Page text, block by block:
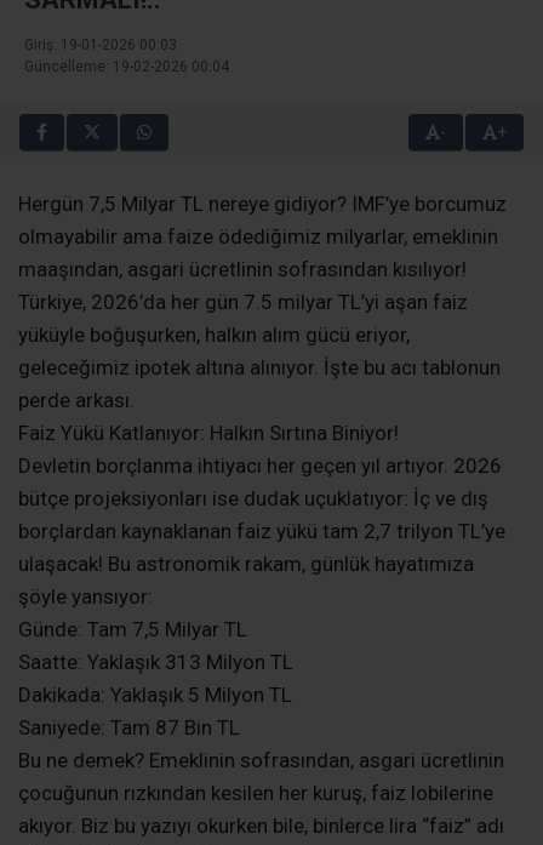
Giriş: 19-01-2026 00:03
Güncelleme: 19-02-2026 00:04
- +
​Hergün 7,5 Milyar TL nereye gidiyor? IMF’ye borcumuz
olmayabilir ama faize ödediğimiz milyarlar, emeklinin
maaşından, asgari ücretlinin sofrasından kısılıyor!
Türkiye, 2026’da her gün 7.5 milyar TL’yi aşan faiz
yüküyle boğuşurken, halkın alım gücü eriyor,
geleceğimiz ipotek altına alınıyor. İşte bu acı tablonun
perde arkası.
​Faiz Yükü Katlanıyor: Halkın Sırtına Biniyor!
​Devletin borçlanma ihtiyacı her geçen yıl artıyor. 2026
bütçe projeksiyonları ise dudak uçuklatıyor: İç ve dış
borçlardan kaynaklanan faiz yükü tam 2,7 trilyon TL’ye
ulaşacak! Bu astronomik rakam, günlük hayatımıza
şöyle yansıyor:
​Günde: Tam 7,5 Milyar TL
​Saatte: Yaklaşık 313 Milyon TL
​Dakikada: Yaklaşık 5 Milyon TL
​Saniyede: Tam 87 Bin TL
​Bu ne demek? Emeklinin sofrasından, asgari ücretlinin
çocuğunun rızkından kesilen her kuruş, faiz lobilerine
akıyor. Biz bu yazıyı okurken bile, binlerce lira “faiz” adı